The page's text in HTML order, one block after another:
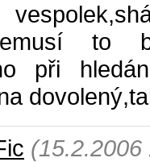
to
při
(15.2.2006